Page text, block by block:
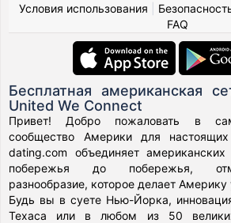
Условия использования
FAQ
Бесплатная американская
United We Connect
Привет! Добро пожаловать в
сообщество Америки для
dating.com объединяет
побережья до побережья,
разнообразие, которое делает Америку
Будь вы в суете Нью-Йорка,
Техаса или в любом из 50